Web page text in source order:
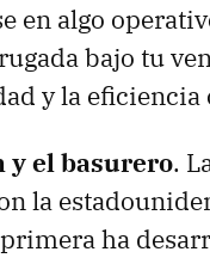
en algo
bajo tu
y la eficiencia
y el basurero.
la
ha